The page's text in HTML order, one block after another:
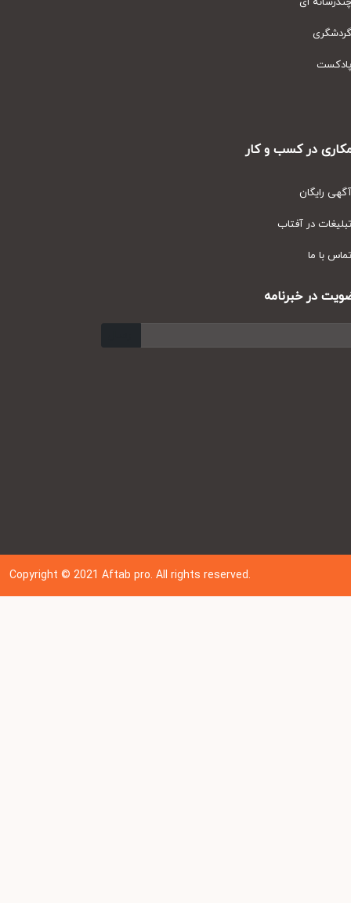
در کسب و کار
رایگان
در آفتاب
با ما
در خبرنامه
Copyright © 202 1Aftab pro. All rights reserved.